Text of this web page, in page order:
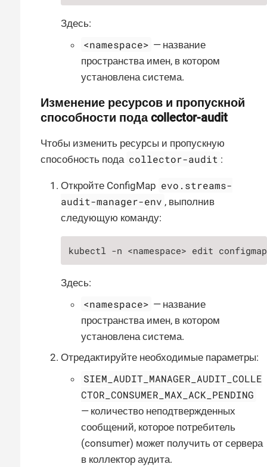
Здесь:
<namespace> — название
пространства имен, в котором
установлена система.
Изменение ресурсов и пропускной
способности пода collector-audit
Чтобы изменить ресурсы и пропускную
способность пода collector-audit :
Откройте ConfigMap evo.streams-
audit-manager-env , выполнив
следующую команду:
kubectl -n <namespace> edit
Здесь:
<namespace> — название
пространства имен, в котором
установлена система.
Отредактируйте необходимые параметры:
SIEM_AUDIT_MANAGER_AUDIT_COLLE
CTOR_CONSUMER_MAX_ACK_PENDING
— количество неподтвержденных
сообщений, которое потребитель
(consumer) может получить от сервера
в коллектор аудита.